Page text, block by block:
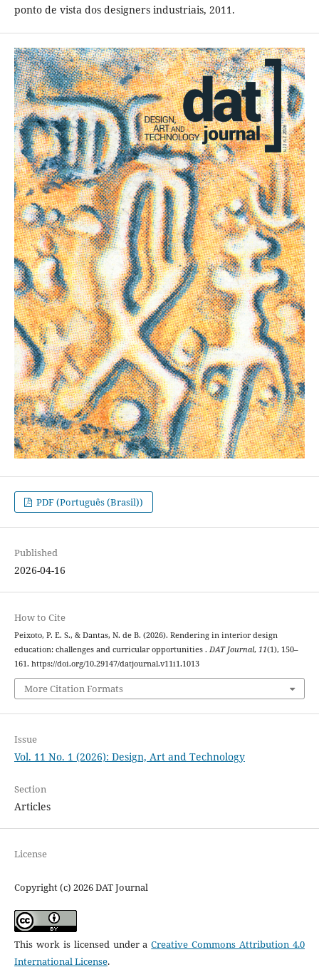
ponto de vista dos designers industriais, 2011.
PDF (Português (Brasil))
Published
2026-04-16
How to Cite
Peixoto, P. E. S., & Dantas, N. de B. (2026). Rendering in interior design
education: challenges and curricular opportunities . DAT Journal, 11(1), 150–
161. https://doi.org/10.29147/datjournal.v11i1.1013
More Citation Formats
Issue
Vol. 11 No. 1 (2026): Design, Art and Technology
Section
Articles
License
Copyright (c) 2026 DAT Journal
This work is licensed under aCreative Commons Attribution 4.0
International License.